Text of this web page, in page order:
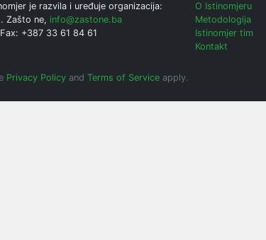
je razvila i uređuje organizacija:
Zašto ne, info@zastone.ba
+387 33 61 84 61
O Istinomjeru
Metodologija
Istinomjer tim
Kontakt
Privacy Policy and Terms of Service apply.